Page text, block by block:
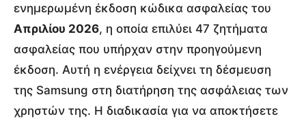
ενημερωμένη έκδοση κώδικα ασφαλείας του
Απριλίου 2026, η οποία επιλύει 47 ζητήματα
ασφαλείας που υπήρχαν στην προηγούμενη
έκδοση. Αυτή η ενέργεια δείχνει τη δέσμευση
της Samsung στη διατήρηση της ασφάλειας των
χρηστών της. Η διαδικασία για να αποκτήσετε